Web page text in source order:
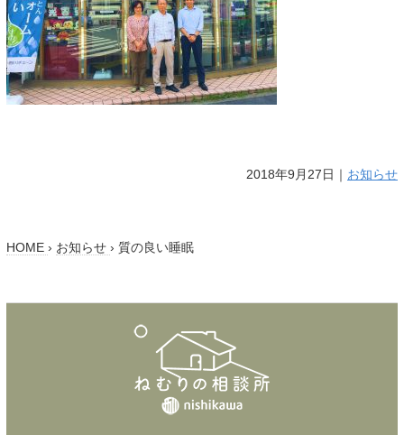
2018年9月27日｜ お知らせ
HOME › お知らせ › 質の良い睡眠